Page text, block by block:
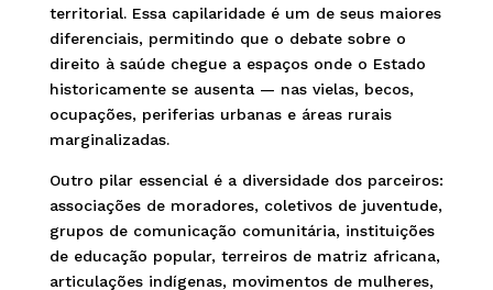
territorial. Essa capilaridade é um de seus maiores
diferenciais, permitindo que o debate sobre o
direito à saúde chegue a espaços onde o Estado
historicamente se ausenta — nas vielas, becos,
ocupações, periferias urbanas e áreas rurais
marginalizadas.
Outro pilar essencial é a diversidade dos parceiros:
associações de moradores, coletivos de juventude,
grupos de comunicação comunitária, instituições
de educação popular, terreiros de matriz africana,
articulações indígenas, movimentos de mulheres,